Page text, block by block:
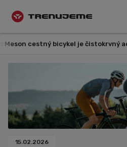
cestný bicykel je čistokrvný
15.02.2026